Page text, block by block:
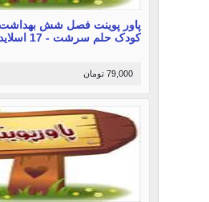
پاور پوینت فصل شش بهداشت
کودک حلم سرشت - 17 اسلاید
79,000 تومان